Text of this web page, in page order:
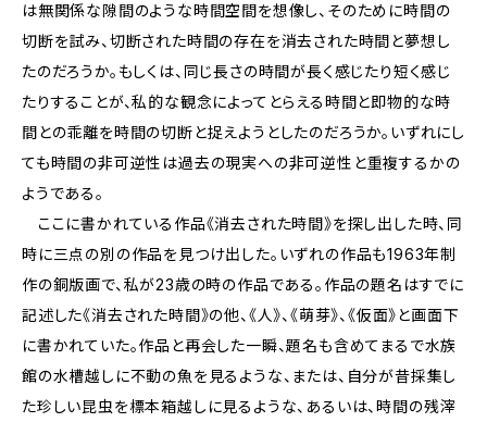
は無関係な隙間のような時間空間を想像し、そのために時間の
切断を試み、切断された時間の存在を消去された時間と夢想し
たのだろうか。もしくは、同じ長さの時間が長く感じたり短く感じ
たりすることが、私的な観念によってとらえる時間と即物的な時
間との乖離を時間の切断と捉えようとしたのだろうか。いずれにし
ても時間の非可逆性は過去の現実への非可逆性と重複するかの
ようである。
ここに書かれている作品《消去された時間》を探し出した時、同
時に三点の別の作品を見つけ出した。いずれの作品も1963年制
作の銅版画で、私が23歳の時の作品である。作品の題名はすでに
記述した《消去された時間》の他、《人》、《萌芽》、《仮面》と画面下
に書かれていた。作品と再会した一瞬、題名も含めてまるで水族
館の水槽越しに不動の魚を見るような、または、自分が昔採集し
た珍しい昆虫を標本箱越しに見るような、あるいは、時間の残滓